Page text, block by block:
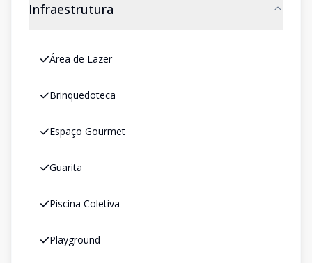
Infraestrutura
Área de Lazer
Brinquedoteca
Espaço Gourmet
Guarita
Piscina Coletiva
Playground